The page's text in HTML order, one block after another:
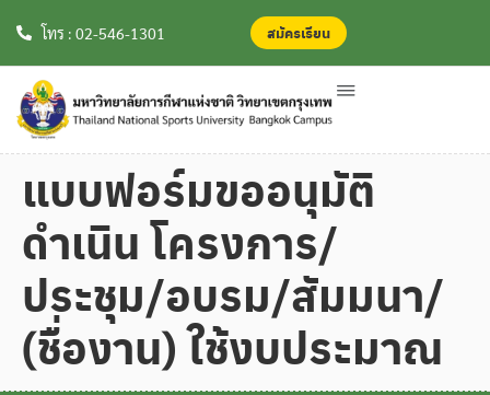
โทร : 02-546-1301 สมัครเรียน
แบบฟอร์มขออนุมัติ
ดำเนิน โครงการ/
ประชุม/อบรม/สัมมนา/
(ชื่องาน) ใช้งบประมาณ